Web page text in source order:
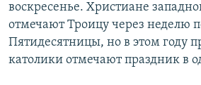
воскресенье. Христиане
отмечают Троицу через неделю
Пятидесятницы, но в этом году
католики отмечают праздник в